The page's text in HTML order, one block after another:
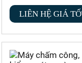
LIÊN HỆ GIÁ